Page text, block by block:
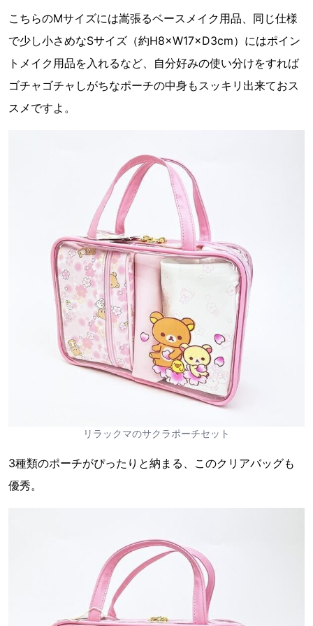
こちらのMサイズには嵩張るベースメイク用品、同じ仕様
で少し小さめなSサイズ（約H8×W17×D3cm）にはポイン
トメイク用品を入れるなど、自分好みの使い分けをすれば
ゴチャゴチャしがちなポーチの中身もスッキリ出来ておス
スメですよ。
リラックマのサクラポーチセット
3種類のポーチがぴったりと納まる、このクリアバッグも
優秀。